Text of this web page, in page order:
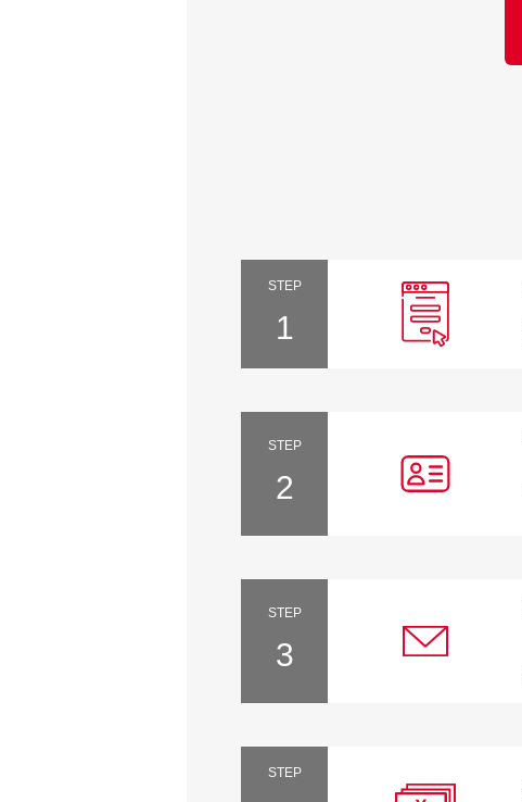
STEP
1
STEP
2
STEP
3
STEP